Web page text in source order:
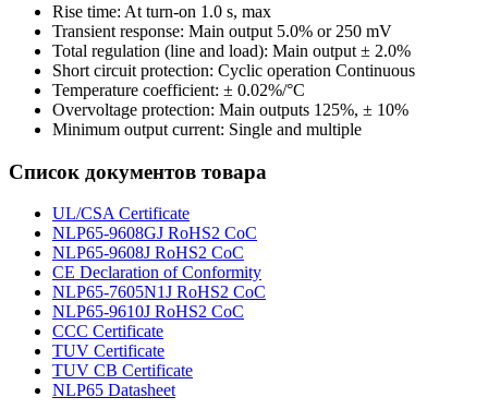
Rise time: At turn-on 1.0 s, max
Transient response: Main output 5.0% or 250 mV
Total regulation (line and load): Main output ± 2.0%
Short circuit protection: Cyclic operation Continuous
Temperature coefficient: ± 0.02%/°C
Overvoltage protection: Main outputs 125%, ± 10%
Minimum output current: Single and multiple
Список документов товара
UL/CSA Certificate
NLP65-9608GJ RoHS2 CoC
NLP65-9608J RoHS2 CoC
CE Declaration of Conformity
NLP65-7605N1J RoHS2 CoC
NLP65-9610J RoHS2 CoC
CCC Certificate
TUV Certificate
TUV CB Certificate
NLP65 Datasheet